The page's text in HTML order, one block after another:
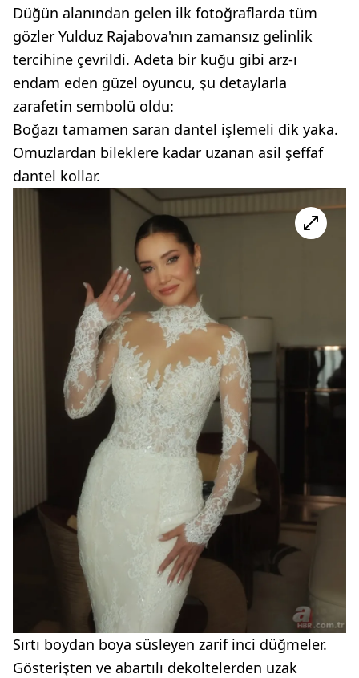
Düğün alanından gelen ilk fotoğraflarda tüm
gözler Yulduz Rajabova'nın zamansız gelinlik
tercihine çevrildi. Adeta bir kuğu gibi arz-ı
endam eden güzel oyuncu, şu detaylarla
zarafetin sembolü oldu:
Boğazı tamamen saran dantel işlemeli dik yaka.
Omuzlardan bileklere kadar uzanan asil şeffaf
dantel kollar.
Sırtı boydan boya süsleyen zarif inci düğmeler.
Gösterişten ve abartılı dekoltelerden uzak